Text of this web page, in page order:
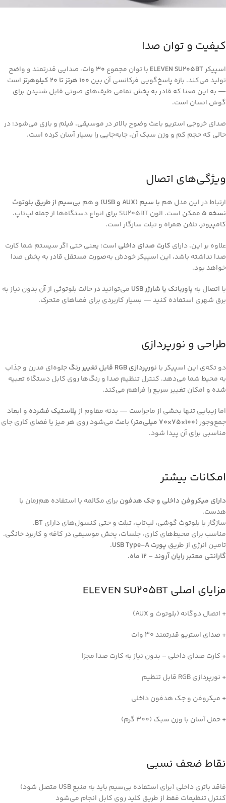
کیفیت و توان صدا
اسپیکرELEVEN SU205BT با توان مجموع ۳۰ وات
، صدایی قدرتمند و واضح
تولید می‌کند. بازه پاسخ‌گویی فرکانسی آن بین ۱۰۰ هرتز تا ۲۰ کیلوهرتز
است
— به این معنا که قادر به پخش تمامی طیف‌های صوتی قابل شنیدن برای
گوش انسان است.
صدای خروجی استریو باعث وضوح بالاتر در موسیقی، فیلم و بازی می‌شود؛ در
حالی که حجم کم و وزن سبک آن، جابه‌جایی را بسیار آسان کرده است.
ویژگی‌های اتصال
ارتباط در این مدل هم با سیم (AUX و USB) و هم بی‌سیم از طریق بلوتوث
نسخه ۵
ممکن است. الون SU205BT برای انواع دستگاه‌ها از جمله لپ‌تاپ،
کامپیوتر، تلفن همراه و تبلت سازگار است.
علاوه بر این، دارای کارت صدای داخلی است؛ یعنی حتی اگر سیستم شما کارت
صدا نداشته باشد، این اسپیکر خودش به‌صورت مستقل قادر به پخش صدا
خواهد بود.
با اتصال به پاوربانک یا شارژر USB
می‌توانید در حالت بلوتوثی از آن بدون نیاز به
برق شهری استفاده کنید — بسیار کاربردی برای فضاهای متحرک.
طراحی و نورپردازی
دو تکه‌ی این اسپیکر با نورپردازی RGB قابل تغییر رنگ
جلوه‌ای مدرن و جذاب
به محیط شما می‌دهد. کنترل تنظیم صدا و رنگ‌ها روی کابل دستگاه تعبیه
شده و امکان تغییر سریع را فراهم می‌کند.
اما زیبایی تنها بخشی از ماجراست — بدنه مقاوم ازپلاستیک فشرده و ابعاد
جمع‌وجور(100×75×70 میلی‌متر)
باعث می‌شود روی هر میز یا فضای کاری جای
مناسبی برای آن پیدا شود.
امکانات بیشتر
دارای میکروفن داخلی و جک هدفون برای مکالمه یا استفاده هم‌زمان با
هدست.
سازگار با بلوتوث گوشی، لپ‌تاپ، تبلت و حتی کنسول‌های دارای BT.
مناسب برای محیط‌های کاری، جلسات، پخش موسیقی در کافه و کاربرد خانگی.
تامین انرژی از طریق پورت USB Type‑A
.
گارانتی معتبر رایان آروند – ۱۲ ماه.
مزایای اصلی ELEVEN SU205BT
+ اتصال دوگانه (بلوتوث و AUX)
+ صدای استریو قدرتمند ۳۰ وات
+ کارت صدای داخلی – بدون نیاز به کارت صدا مجزا
+ نورپردازی RGB قابل تنظیم
+ میکروفن و جک هدفون داخلی
+ حمل آسان با وزن سبک (۳۰۰ گرم)
نقاط ضعف نسبی
فاقد باتری داخلی (برای استفاده بی‌سیم باید به منبع USB متصل شود)
کنترل تنظیمات فقط از طریق کلید روی کابل انجام می‌شود